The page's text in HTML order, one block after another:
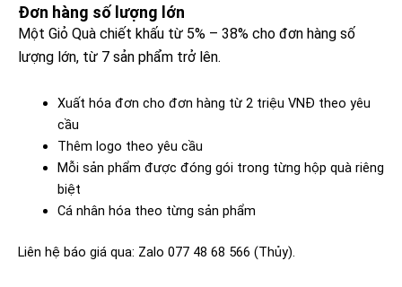
Đơn hàng số lượng lớn​
Một Giỏ Quà chiết khấu từ 5% – 38% cho đơn hàng số
lượng lớn, từ 7 sản phẩm trở lên.
Xuất hóa đơn cho đơn hàng từ 2 triệu VNĐ theo yêu
cầu
Thêm logo theo yêu cầu
Mỗi sản phẩm được đóng gói trong từng hộp quà riêng
biệt
Cá nhân hóa theo từng sản phẩm
Liên hệ báo giá qua: Zalo 077 48 68 566 (Thủy).